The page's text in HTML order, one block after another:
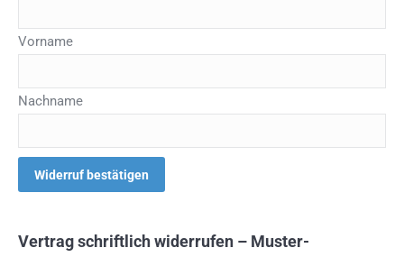
E-
(wiederholen)
Vorname
Nachname
Widerruf bestätigen
Vertrag schriftlich widerrufen – Muster-